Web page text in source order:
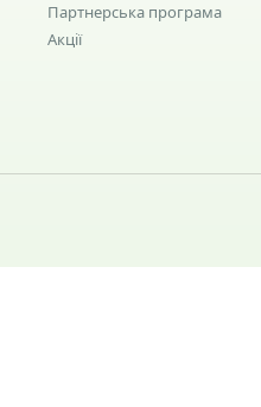
Партнерська програма
Акції